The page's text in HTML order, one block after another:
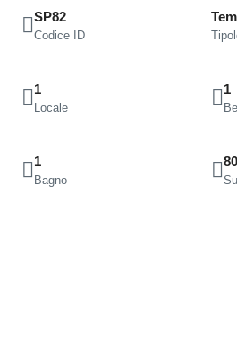
SP82
Codice ID
1
Locale
1
1
Bagno